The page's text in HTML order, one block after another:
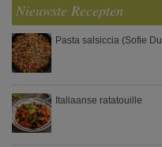
Nieuwste Recepten
Pasta salsiccia (Sofie
Italiaanse ratatouille